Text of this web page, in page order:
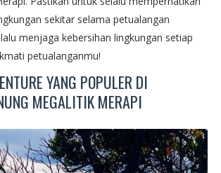
sekitar selama petualangan
menjaga kebersihan lingkungan setiap
petualanganmu!
YANG POPULER DI
MEGALITIK MERAPI